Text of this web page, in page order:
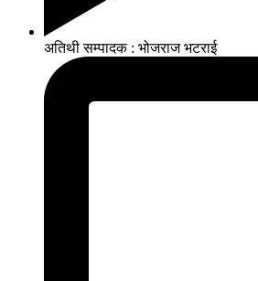
अतिथी सम्पादक : भोजराज भटराई